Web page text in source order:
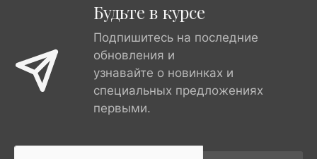
Будьте в курсе
Подпишитесь на последние
обновления и
узнавайте о новинках и
специальных предложениях
первыми.